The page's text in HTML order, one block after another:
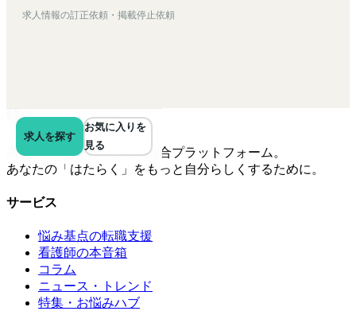
求人情報の訂正依頼・掲載停止依頼
求人を探す
お気に入りを
見る
はたらく看護師さん
看護師の悩みを解決する総合プラットフォーム。
あなたの「はたらく」をもっと自分らしくするために。
サービス
悩み基点の転職支援
看護師の本音箱
コラム
ニュース・トレンド
特集・お悩みハブ